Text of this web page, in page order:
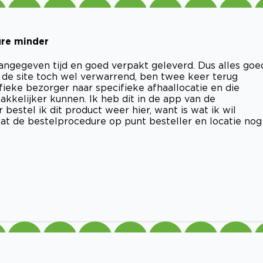
minder
tijd en goed verpakt geleverd. Dus alles
site toch wel verwarrend, ben twee keer terug
bezorger naar specifieke afhaallocatie en die
kunnen. Ik heb dit in de app van de
ik dit product weer hier, want is wat ik wil
de bestelprocedure op punt besteller en locatie nog